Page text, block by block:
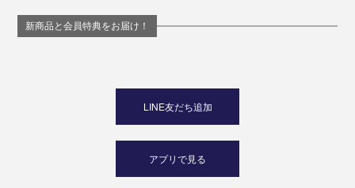
新商品と会員特典をお届け！
LINE友だち追加
アプリで見る